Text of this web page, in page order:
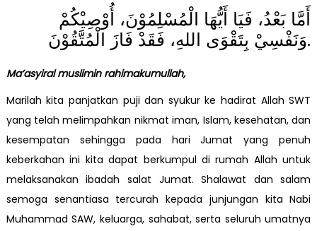
أَمَّا بَعْدُ، فَيَا أَيُّهَا الْمُسْلِمُوْنَ، أُوْصِيْكُمْ
وَنَفْسِيْ بِتَقْوَى اللهِ، فَقَدْ فَازَ الْمُتَّقُوْنَ.
Ma’asyiral muslimin rahimakumullah,
Marilah kita panjatkan puji dan syukur ke hadirat Allah SWT
yang telah melimpahkan nikmat iman, Islam, kesehatan, dan
kesempatan sehingga pada hari Jumat yang penuh
keberkahan ini kita dapat berkumpul di rumah Allah untuk
melaksanakan ibadah salat Jumat. Shalawat dan salam
semoga senantiasa tercurah kepada junjungan kita Nabi
Muhammad SAW, keluarga, sahabat, serta seluruh umatnya